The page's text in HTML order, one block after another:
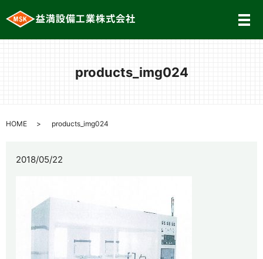
メ
products_img024
HOME products_img024
2018/05/22